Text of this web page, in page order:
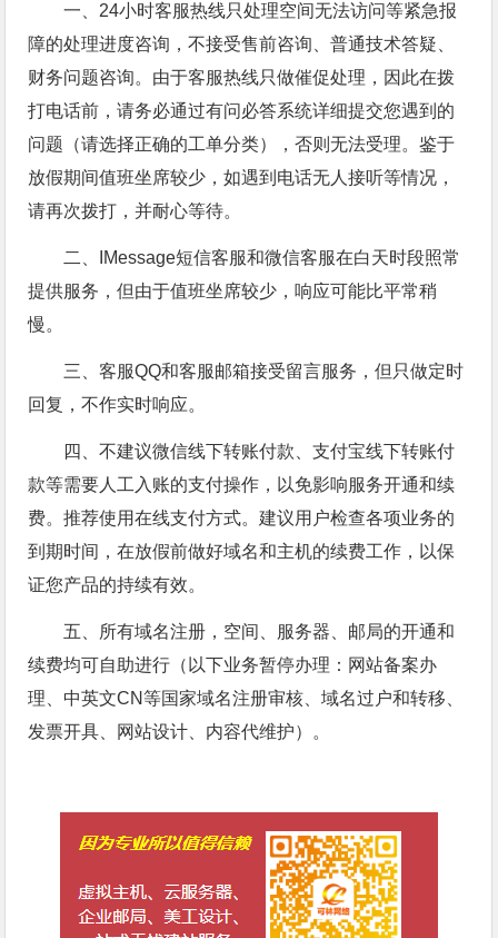
一、24小时客服热线只处理空间无法访问等紧急报
障的处理进度咨询，不接受售前咨询、普通技术答疑、
财务问题咨询。由于客服热线只做催促处理，因此在拨
打电话前，请务必通过有问必答系统详细提交您遇到的
问题（请选择正确的工单分类），否则无法受理。鉴于
放假期间值班坐席较少，如遇到电话无人接听等情况，
请再次拨打，并耐心等待。
二、IMessage短信客服和微信客服在白天时段照常
提供服务，但由于值班坐席较少，响应可能比平常稍
慢。
三、客服QQ和客服邮箱接受留言服务，但只做定时
回复，不作实时响应。
四、不建议微信线下转账付款、支付宝线下转账付
款等需要人工入账的支付操作，以免影响服务开通和续
费。推荐使用在线支付方式。建议用户检查各项业务的
到期时间，在放假前做好域名和主机的续费工作，以保
证您产品的持续有效。
五、所有域名注册，空间、服务器、邮局的开通和
续费均可自助进行（以下业务暂停办理：网站备案办
理、中英文CN等国家域名注册审核、域名过户和转移、
发票开具、网站设计、内容代维护）。